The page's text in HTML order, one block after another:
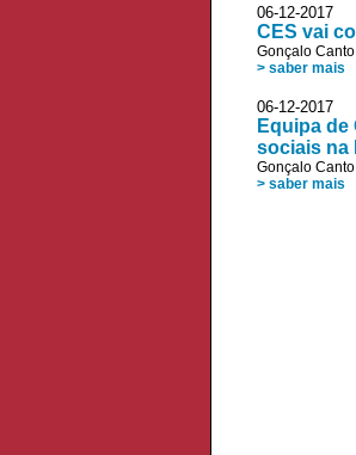
06-12-2017
CES vai
Gonçalo
> saber mais
06-12-2017
Equipa
sociais na
Gonçalo
> saber mais